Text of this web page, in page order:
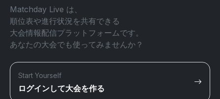
Matchday Live は、
順位表や進行状況を共有できる
大会情報配信プラットフォームです。
あなたの大会でも使ってみませんか？
Start Yourself
ログインして大会を作る